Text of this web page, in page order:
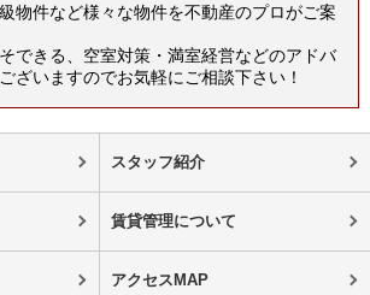
物件など様々な物件を不動産のプロがご案
できる、空室対策・満室経営などのアドバ
ざいますのでお気軽にご相談下さい！
スタッフ紹介
賃貸管理について
アクセスMAP